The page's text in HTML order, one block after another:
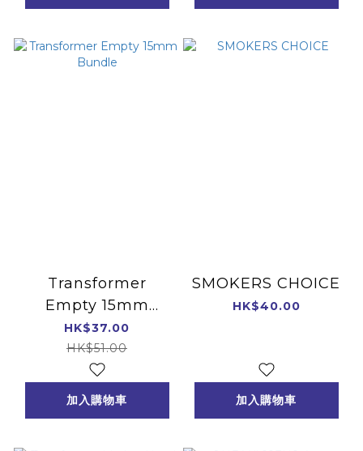
Transformer
Empty 15mm
Bundle
HK$37.00
HK$51.00
加入購物車
SMOKERS CHOICE
HK$40.00
加入購物車